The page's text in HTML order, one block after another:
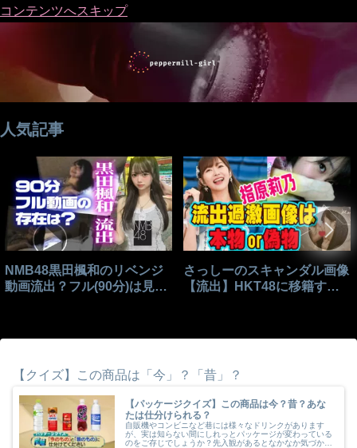
コンテンツへスキップ
人気記事
NMB48黒田楓和のリベンジ
動画流出？フル(90分)は見れ
さっしーのスキャンダル画像
【流出】HKT48に移籍する
【クイズ】この商品は「今」？「昔」？
【パッケージクイズ】この商品は今？昔？あな
たは仕分けられる？
自販機やコンビニなど巷には様々なドリンクがあります
が、実は知らない間にしれっとパッケージが変わっている
のをご存じでしょうか？先入観があるとなかなか気づかな